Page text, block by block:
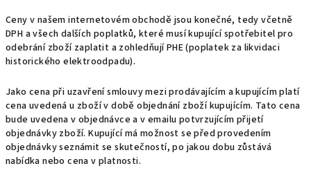
Ceny v našem internetovém obchodě jsou konečné, tedy včetně
DPH a všech dalších poplatků, které musí kupující spotřebitel pro
odebrání zboží zaplatit a zohledňují PHE (poplatek za likvidaci
historického elektroodpadu).
Jako cena při uzavření smlouvy mezi prodávajícím a kupujícím platí
cena uvedená u zboží v době objednání zboží kupujícím. Tato cena
bude uvedena v objednávce a v emailu potvrzujícím přijetí
objednávky zboží. Kupující má možnost se před provedením
objednávky seznámit se skutečností, po jakou dobu zůstává
nabídka nebo cena v platnosti.